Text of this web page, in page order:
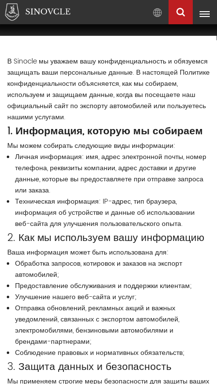
Pусский
English
Français
Pусский العربية
中
В Sinocle мы уважаем вашу конфиденциальность и обязуемся
защищать ваши персональные данные. В настоящей Политике
конфиденциальности объясняется, как мы собираем,
используем и защищаем данные, когда вы посещаете наш
официальный сайт по экспорту автомобилей или пользуетесь
нашими услугами.
1. Информация, которую мы собираем
Мы можем собирать следующие виды информации:
Личная информация: имя, адрес электронной почты, номер
телефона, реквизиты компании, адрес доставки и другие
данные, которые вы предоставляете при отправке запроса
или заказа.
Техническая информация: IP-адрес, тип браузера,
информация об устройстве и данные об использовании
веб-сайта для улучшения пользовательского опыта.
2. Как мы используем вашу информацию
Ваша информация может быть использована для:
Обработка запросов, котировок и заказов на экспорт
автомобилей;
Предоставление обслуживания и поддержки клиентам;
Улучшение нашего веб-сайта и услуг;
Отправка обновлений, рекламных акций и важных
уведомлений, связанных с экспортом автомобилей,
электромобилями, бензиновыми автомобилями и
брендами-партнерами;
Соблюдение правовых и нормативных обязательств;
3. Защита данных и безопасность
Мы применяем строгие меры безопасности для защиты ваших